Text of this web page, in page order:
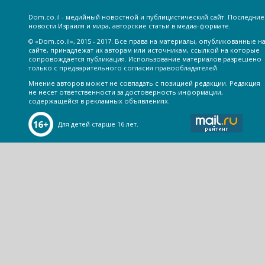
Dom.co.il - медийный новостной и публицистический сайт. Последние
новости Израиля и мира, авторские статьи в медиа-формате.
© «Dom.co.il», 2015 - 2017. Все права на материалы, опубликованные на
сайте, принадлежат их авторам или источникам, ссылкой на которые
сопровождается публикация. Использование материалов разрешено
только с предварительного согласия правообладателей.
Мнение авторов может не совпадать с позицией редакции. Редакция
не несет ответственности за достоверность информации,
содержащейся в рекламных объявлениях.
Для детей старше 16 лет.